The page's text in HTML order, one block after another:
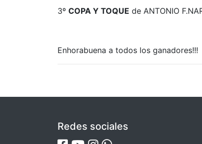
3º COPA Y TOQUE de ANTONIO
Enhorabuena a todos los ganadores!!!
Redes sociales